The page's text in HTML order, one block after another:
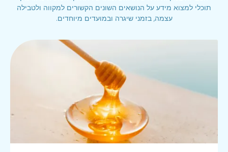
תוכלי למצוא מידע על הנושאים השונים הקשורים למקווה ולטבילה
עצמה, בזמני שיגרה ובמועדים מיוחדים.